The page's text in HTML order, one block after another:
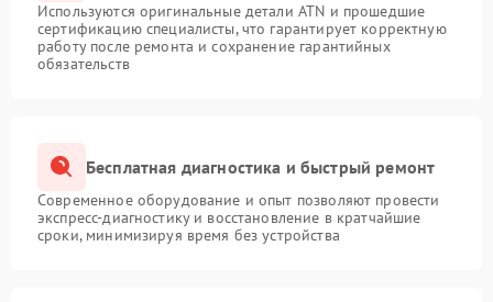
Используются оригинальные детали ATN и прошедшие
сертификацию специалисты, что гарантирует корректную
работу после ремонта и сохранение гарантийных
обязательств
Бесплатная диагностика и быстрый ремонт
Современное оборудование и опыт позволяют провести
экспресс-диагностику и восстановление в кратчайшие
сроки, минимизируя время без устройства